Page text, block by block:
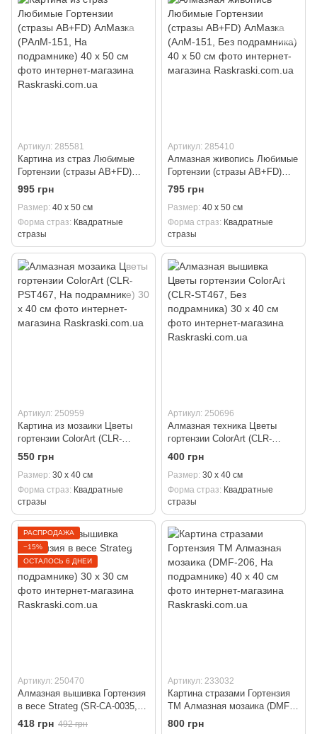
Артикул: 285581
Картина из страз Любимые
Гортензии (стразы AB+FD)
АлМазка (PАлМ-151, На
подрамнике) 40 х 50 см
995 грн
Размер 40 х 50 см
Форма страз
Квадратные
стразы
Артикул: 285410
Алмазная живопись Любимые
Гортензии (стразы AB+FD)
АлМазка (АлМ-151, Без
подрамника) 40 х 50 см
795 грн
Размер 40 х 50 см
Форма страз
Квадратные
стразы
Артикул: 250959
Картина из мозаики Цветы
гортензии ColorArt (CLR-
PST467, На подрамнике)
550 грн
Размер 30 х 40 см
Форма страз Квадратные
стразы
Артикул: 250696
Алмазная техника Цветы
гортензии ColorArt (CLR-
ST467, Без подрамника)
400 грн
Размер 30 х 40 см
Форма страз Квадратные
стразы
РАСПРОДАЖА
−15%
ОСТАЛОСЬ 6 ДНЕЙ
Артикул: 250470
Алмазная вышивка Гортензия
в весе Strateg (SR-CA-0035,
На подрамнике) 30 х 30 см
418 грн 492 грн
Артикул: 233032
Картина стразами Гортензия
ТМ Алмазная мозаика (DMF-
206, На подрамнике) 40 х 40
800 грн